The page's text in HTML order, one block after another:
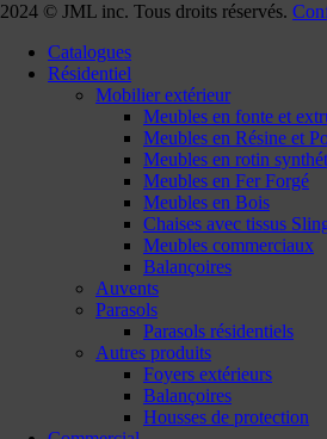
2024 © JML inc. Tous droits réservés.
Catalogues
Résidentiel
Mobilier extérieur
Meubles en fonte et
Meubles en Résine et
Meubles en rotin
Meubles en Fer Forgé
Meubles en Bois
Chaises avec tissus
Meubles commerciaux
Balançoires
Auvents
Parasols
Parasols résidentiels
Autres produits
Foyers extérieurs
Balançoires
Housses de protection